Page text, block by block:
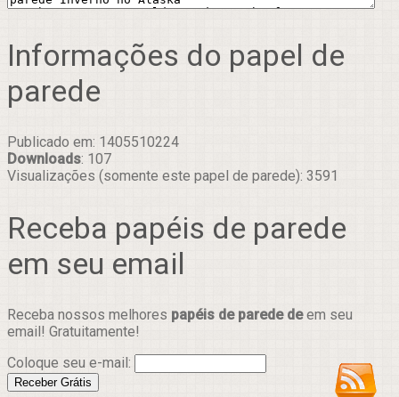
Informações do papel de
parede
Publicado em: 1405510224
Downloads: 107
Visualizações (somente este papel de parede): 3591
Receba papéis de parede
em seu email
Receba nossos melhores papéis de parede deem seu
email! Gratuitamente!
Coloque seu e-mail: